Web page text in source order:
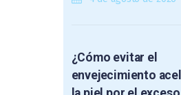
¿Cómo evitar el
envejecimiento